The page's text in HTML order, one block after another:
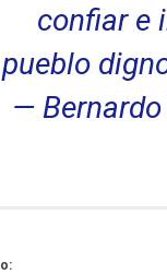
confiar e
pueblo
—